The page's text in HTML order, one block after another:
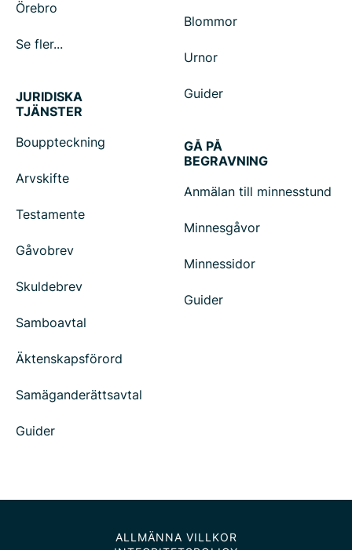
Örebro
Se fler...
Blommor
Urnor
Guider
JURIDISKA
TJÄNSTER
Bouppteckning
Arvskifte
Testamente
Gåvobrev
Skuldebrev
Samboavtal
Äktenskapsförord
Samäganderättsavtal
Guider
GÅ PÅ
BEGRAVNING
Anmälan till minnesstund
Minnesgåvor
Minnessidor
Guider
ALLMÄNNA VILLKOR